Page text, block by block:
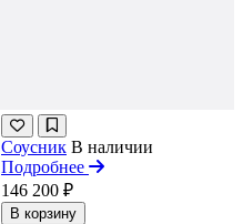
Соусник В наличии
Подробнее
146 200 ₽
В корзину